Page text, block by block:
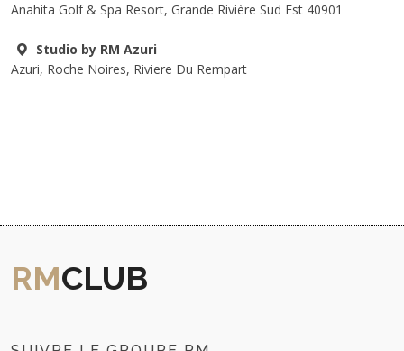
Anahita Golf & Spa Resort, Grande Rivière Sud Est 40901
Studio by RM Azuri
Azuri, Roche Noires, Riviere Du Rempart
RMCLUB